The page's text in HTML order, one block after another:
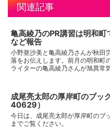
関連記事
亀高綾乃のPR講習は明和
など報告
小野亜沙美と亀高綾乃さんが秋田
落をお伝えします。前月の明和町
ライターの亀高綾乃さんが旭異常
成尾亮太郎の厚岸町のブッ
40629）
今日は、成尾亮太郎が厚岸町のブ
までご覧ください。